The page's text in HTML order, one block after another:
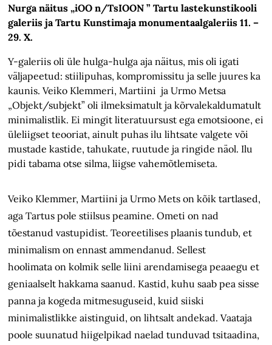
Nurga näitus „iOO n/TsIOON ” Tartu lastekunstikooli
galeriis ja Tartu Kunstimaja monumentaalgaleriis 11. –
29. X.
Y-galeriis oli üle hulga-hulga aja näitus, mis oli igati
väljapeetud: stiilipuhas, kompromissitu ja selle juures ka
kaunis. Veiko Klemmeri, Martiini ja Urmo Metsa
„Objekt/subjekt” oli ilmeksimatult ja kõrvalekaldumatult
minimalistlik. Ei mingit literatuursust ega emotsioone, ei
üleliigset teooriat, ainult puhas ilu lihtsate valgete või
mustade kastide, tahukate, ruutude ja ringide näol. Ilu
pidi tabama otse silma, liigse vahemõtlemiseta.
Veiko Klemmer, Martiini ja Urmo Mets on kõik tartlased,
aga Tartus pole stiilsus peamine. Ometi on nad
tõestanud vastupidist. Teoreetilises plaanis tundub, et
minimalism on ennast ammendanud. Sellest
hoolimata on kolmik selle liini arendamisega peaaegu et
geniaalselt hakkama saanud. Kastid, kuhu saab pea sisse
panna ja kogeda mitmesuguseid, kuid siiski
minimalistlikke aistinguid, on lihtsalt andekad. Vaataja
poole suunatud hiigelpikad naelad tunduvad tsitaadina,